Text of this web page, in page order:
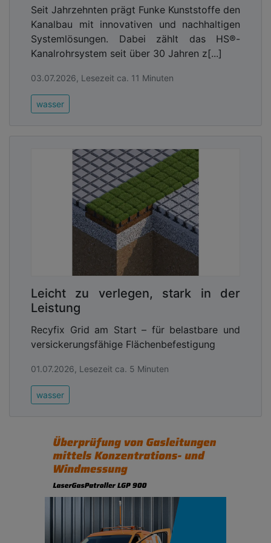
Seit Jahrzehnten prägt Funke Kunststoffe den
Kanalbau mit innovativen und nachhaltigen
Systemlösungen. Dabei zählt das HS®-
Kanalrohrsystem seit über 30 Jahren z[...]
03.07.2026, Lesezeit ca. 11 Minuten
wasser
Leicht zu verlegen, stark in der
Leistung
Recyfix Grid am Start – für belastbare und
versickerungsfähige Flächenbefestigung
01.07.2026, Lesezeit ca. 5 Minuten
wasser